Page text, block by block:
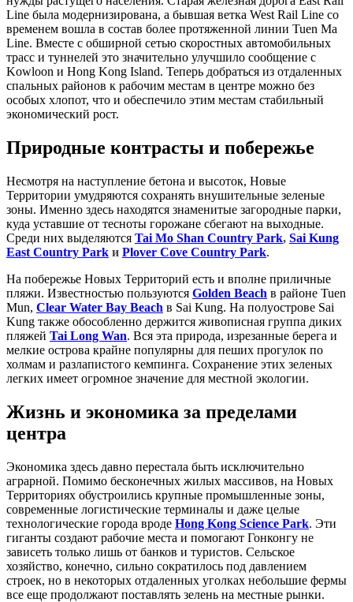
Line была модернизирована, а бывшая ветка West Rail Line со
временем вошла в состав более протяженной линии Tuen Ma
Line. Вместе с обширной сетью скоростных автомобильных
трасс и туннелей это значительно улучшило сообщение с
Kowloon и Hong Kong Island. Теперь добраться из отдаленных
спальных районов к рабочим местам в центре можно без
особых хлопот, что и обеспечило этим местам стабильный
экономический рост.
Природные контрасты и побережье
Несмотря на наступление бетона и высоток, Новые
Территории умудряются сохранять внушительные зеленые
зоны. Именно здесь находятся знаменитые загородные парки,
куда уставшие от тесноты горожане сбегают на выходные.
Среди них выделяются Tai Mo Shan Country Park, Sai Kung
East Country Park и Plover Cove Country Park.
На побережье Новых Территорий есть и вполне приличные
пляжи. Известностью пользуются Golden Beach в районе Tuen
Mun, Clear Water Bay Beach в Sai Kung. На полуострове Sai
Kung также обособленно держится живописная группа диких
пляжей Tai Long Wan. Вся эта природа, изрезанные берега и
мелкие острова крайне популярны для пеших прогулок по
холмам и разлапистого кемпинга. Сохранение этих зеленых
легких имеет огромное значение для местной экологии.
Жизнь и экономика за пределами
центра
Экономика здесь давно перестала быть исключительно
аграрной. Помимо бесконечных жилых массивов, на Новых
Территориях обустроились крупные промышленные зоны,
современные логистические терминалы и даже целые
технологические города вроде Hong Kong Science Park. Эти
гиганты создают рабочие места и помогают Гонконгу не
зависеть только лишь от банков и туристов. Сельское
хозяйство, конечно, сильно сократилось под давлением
строек, но в некоторых отдаленных уголках небольшие фермы
все еще продолжают поставлять зелень на местные рынки.